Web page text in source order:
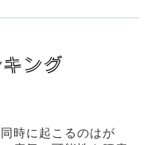
ング
時に起こるのはが